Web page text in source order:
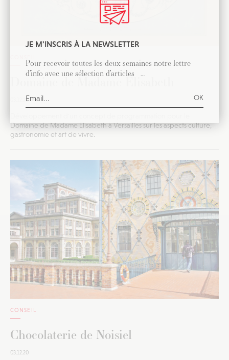
Domaine de Madame Elisabeth
03.12.20
Domaine de Madame Elisabeth à Versailles sur les aspects culture,
gastronomie et art de vivre.
CONSEIL
Chocolaterie de Noisiel
03.12.20
JE M'INSCRIS À LA NEWSLETTER
Pour recevoir toutes les deux semaines notre lettre
d’info avec une sélection d’articles …